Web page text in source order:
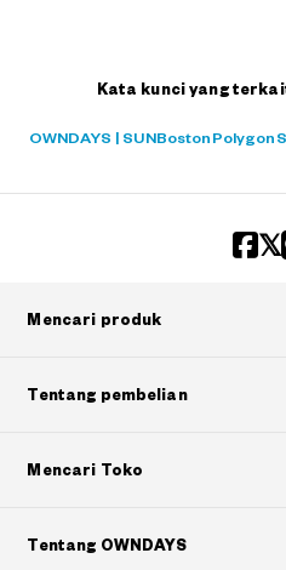
Kata kunci yang
OWNDAYS | SUN Boston Polygon
Mencari produk
Tentang pembelian
Mencari Toko
Tentang OWNDAYS